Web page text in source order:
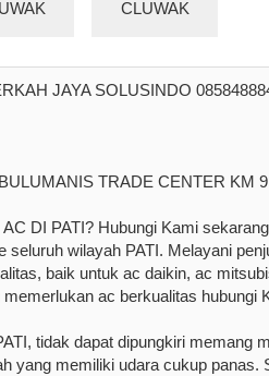
JAYA SOLUSINDO
TRADE CENTER KM
DI PATI? Hubungi Kami
seluruh wilayah PATI. Melayani
baik untuk ac daikin, ac
ac berkualitas hubungi
tidak dapat dipungkiri memang
yang memiliki udara cukup